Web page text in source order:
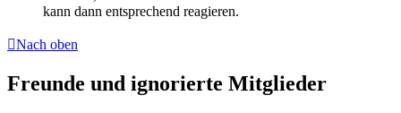
kann dann entsprechend reagieren.
Nach oben
Freunde und ignorierte Mitglieder